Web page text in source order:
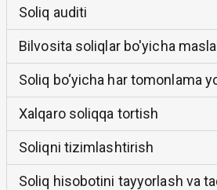
Soliq auditi
Bilvosita soliqlar bo'yicha
Soliq bo‘yicha har tomonlama
Xalqaro soliqqa tortish
Soliqni tizimlashtirish
Soliq hisobotini tayyorlash va